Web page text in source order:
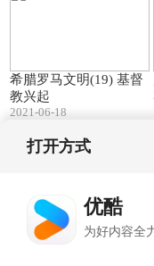
希腊罗马文明(19) 基督
教兴起
2021-06-18
打开方式
优酷
为好内容全